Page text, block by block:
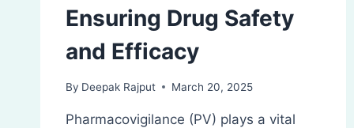
Ensuring Drug Safety
and Efficacy
By Deepak Rajput March 20, 2025
Pharmacovigilance (PV) plays a vital